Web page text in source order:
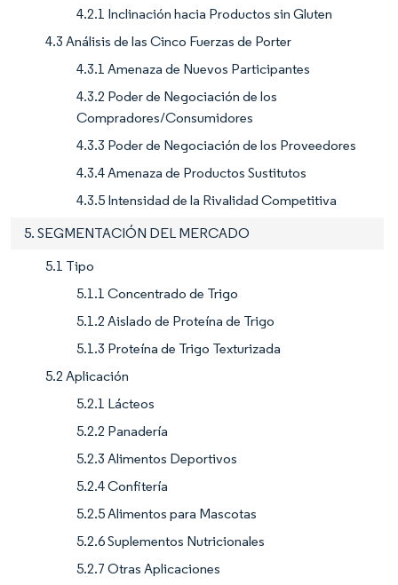
4.2.1 Inclinación hacia Productos sin Gluten
4.3 Análisis de las Cinco Fuerzas de Porter
4.3.1 Amenaza de Nuevos Participantes
4.3.2 Poder de Negociación de los
Compradores/Consumidores
4.3.3 Poder de Negociación de los Proveedores
4.3.4 Amenaza de Productos Sustitutos
4.3.5 Intensidad de la Rivalidad Competitiva
5. SEGMENTACIÓN DEL MERCADO
5.1 Tipo
5.1.1 Concentrado de Trigo
5.1.2 Aislado de Proteína de Trigo
5.1.3 Proteína de Trigo Texturizada
5.2 Aplicación
5.2.1 Lácteos
5.2.2 Panadería
5.2.3 Alimentos Deportivos
5.2.4 Confitería
5.2.5 Alimentos para Mascotas
5.2.6 Suplementos Nutricionales
5.2.7 Otras Aplicaciones